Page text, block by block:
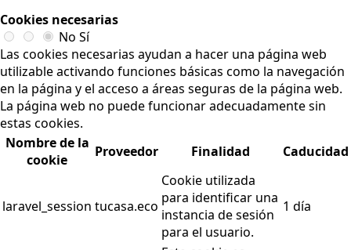
Cookies necesarias
No Sí
Las cookies necesarias ayudan a hacer una página web
utilizable activando funciones básicas como la navegación
en la página y el acceso a áreas seguras de la página web.
La página web no puede funcionar adecuadamente sin
estas cookies.
Nombre de la
cookie
Proveedor Finalidad Caducidad
laravel_session tucasa.eco
Cookie utilizada
para identificar una
instancia de sesión
para el usuario.
1 día